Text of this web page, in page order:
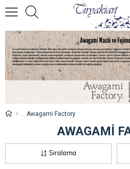
Awagami Factory
AWAGAMI
Sıralama